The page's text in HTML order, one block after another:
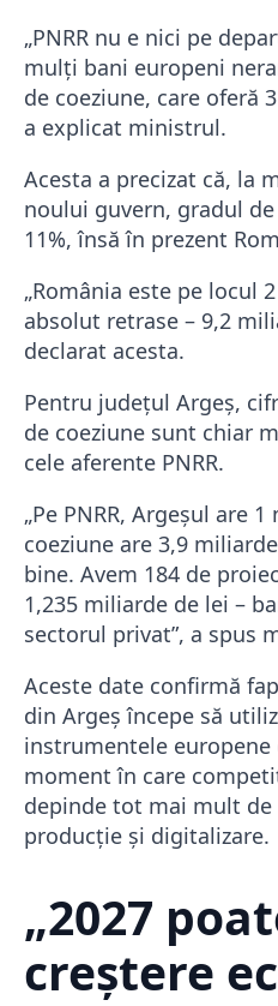
„PNRR nu e nici pe
mulți bani europeni
de coeziune, care oferă
a explicat ministrul.
Acesta a precizat că, la
noului guvern, gradul
11%, însă în prezent
„România este pe locul
absolut retrase – 9,2
declarat acesta.
Pentru județul Argeș,
de coeziune sunt chiar
cele aferente PNRR.
„Pe PNRR, Argeșul are
coeziune are 3,9
bine. Avem 184 de
1,235 miliarde de lei –
sectorul privat”, a spus
Aceste date confirmă
din Argeș începe să
instrumentele
moment în care
depinde tot mai mult
producție și digitalizare.
„2027
creștere